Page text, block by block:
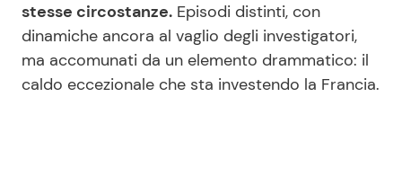
stesse circostanze. Episodi distinti, con
dinamiche ancora al vaglio degli investigatori,
ma accomunati da un elemento drammatico: il
caldo eccezionale che sta investendo la Francia.